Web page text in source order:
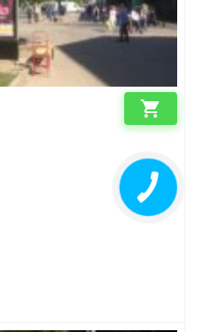
shopping_cart